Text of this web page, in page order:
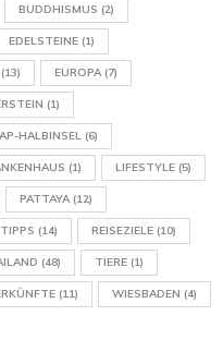
BUDDHISMUS (2)
EDELSTEINE (1)
(13) EUROPA(7)
(1)
HALBINSEL (6)
(1) LIFESTYLE (5)
PATTAYA(12)
(14) REISEZIELE (10)
(48) TIERE (1)
(11) WIESBADEN (4)